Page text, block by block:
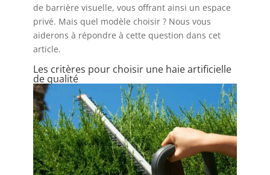
de barrière visuelle, vous offrant ainsi un espace
privé. Mais quel modèle choisir ? Nous vous
aiderons à répondre à cette question dans cet
article.
Les critères pour choisir une haie artificielle
de qualité